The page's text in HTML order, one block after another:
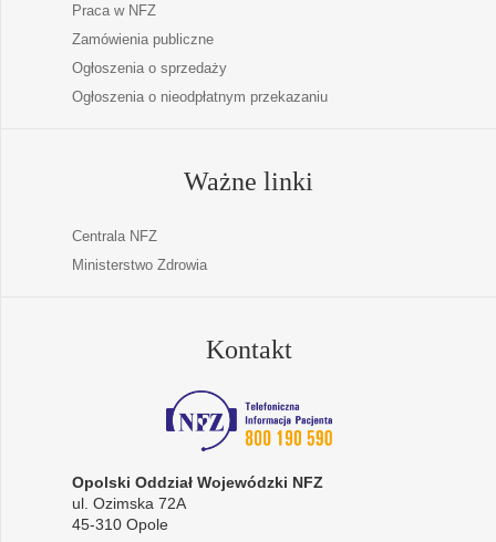
Praca w NFZ
Zamówienia publiczne
Ogłoszenia o sprzedaży
Ogłoszenia o nieodpłatnym przekazaniu
Ważne linki
Centrala NFZ
Ministerstwo Zdrowia
Kontakt
Opolski Oddział Wojewódzki NFZ
ul. Ozimska 72A
45-310 Opole